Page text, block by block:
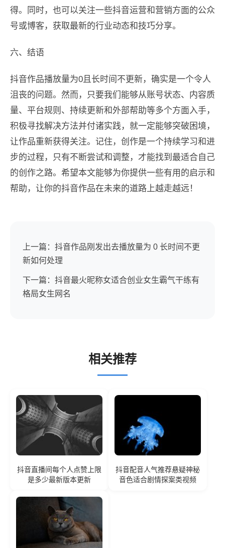
得。同时，也可以关注一些抖音运营和营销方面的公众
号或博客，获取最新的行业动态和技巧分享。
六、结语
抖音作品播放量为0且长时间不更新，确实是一个令人
沮丧的问题。然而，只要我们能够从账号状态、内容质
量、平台规则、持续更新和外部帮助等多个方面入手，
积极寻找解决方法并付诸实践，就一定能够突破困境，
让作品重新获得关注。记住，创作是一个持续学习和进
步的过程，只有不断尝试和调整，才能找到最适合自己
的创作之路。希望本文能够为你提供一些有用的启示和
帮助，让你的抖音作品在未来的道路上越走越远！
上一篇：抖音作品刚发出去播放量为 0 长时间不更
新如何处理
下一篇：抖音最火昵称女适合创业女生霸气干练有
格局女生网名
相关推荐
抖音直播间每个人点赞上限
是多少最新版本更新
抖音配音人气推荐悬疑神秘
音色适合剧情探案类视频